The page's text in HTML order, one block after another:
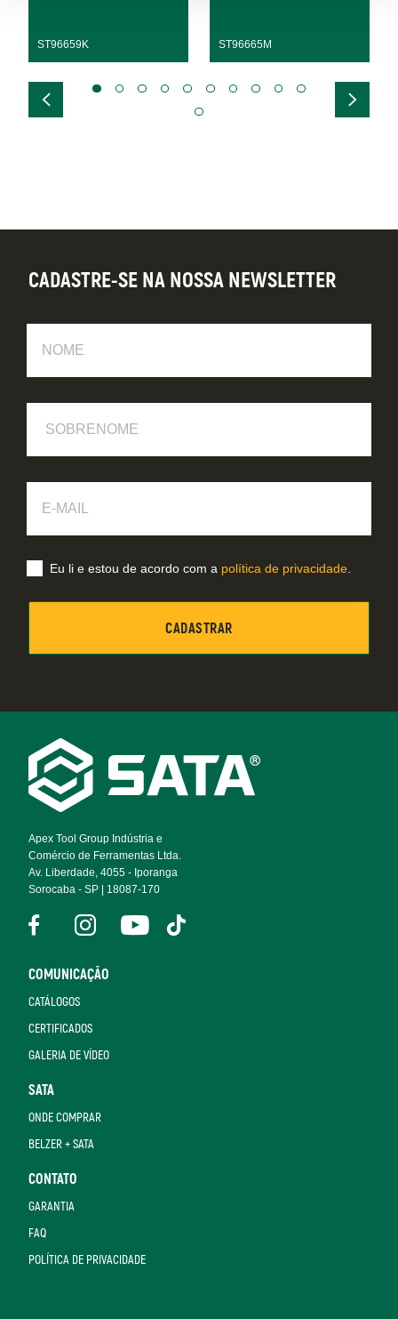
ST96659K ST96665M
Footer
Navigation
Apex Tool Group Indústria e
Comércio de Ferramentas Ltda.
Av. Liberdade, 4055 - Iporanga
Sorocaba - SP | 18087-170
COMUNICAÇÃO
CATÁLOGOS
CERTIFICADOS
GALERIA DE VÍDEO
SATA
ONDE COMPRAR
BELZER + SATA
CONTATO
GARANTIA
FAQ
POLÍTICA DE PRIVACIDADE
CADASTRE-SE NA NOSSA NEWSLETTER
Mail
Eu li e estou de acordo com a política de privacidade